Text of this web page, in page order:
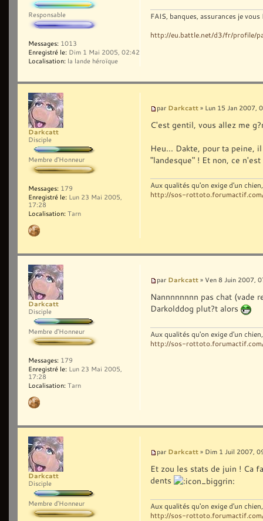
FAIS, banques, assurances je
http://eu.battle.net/d3/fr/profile/
Responsable
Messages: 1013
Enregistré le: Dim 1 Mai 2005, 02:42
Localisation: la lande héroïque
par Darkcatt » Lun 15 Jan 2007,
C'est gentil, vous allez me
Heu... Dakte, pour ta peine,
"landesque" ! Et non, ce
Aux qualités qu'on exige d'un
http://sos-
Darkcatt
Disciple
Membre d'Honneur
Messages: 179
Enregistré le: Lun 23 Mai 2005,
17:28
Localisation: Tarn
par Darkcatt » Ven 8 Juin 2007,
Nannnnnnnn pas chat (vade
Darkolddog plut?t alors
Aux qualités qu'on exige d'un
http://sos-
Darkcatt
Disciple
Membre d'Honneur
Messages: 179
Enregistré le: Lun 23 Mai 2005,
17:28
Localisation: Tarn
par Darkcatt » Dim 1 Juil 2007,
Et zou les stats de juin ! Ca
dents
Aux qualités qu'on exige d'un
http://sos-
Darkcatt
Disciple
Membre d'Honneur